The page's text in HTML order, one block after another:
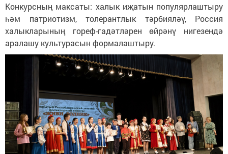
Конкурсның максаты: халык иҗатын популярлаштыру
һәм патриотизм, толерантлык тәрбияләү, Россия
халыкларының гореф-гадәтләрен өйрәнү нигезендә
аралашу культурасын формалаштыру.